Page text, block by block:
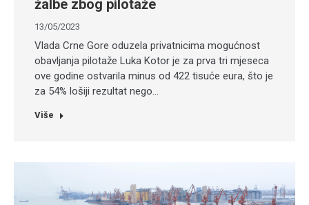
žalbe zbog pilotaže
13/05/2023
Vlada Crne Gore oduzela privatnicima mogućnost
obavljanja pilotaže Luka Kotor je za prva tri mjeseca
ove godine ostvarila minus od 422 tisuće eura, što je
za 54% lošiji rezultat nego…
Više